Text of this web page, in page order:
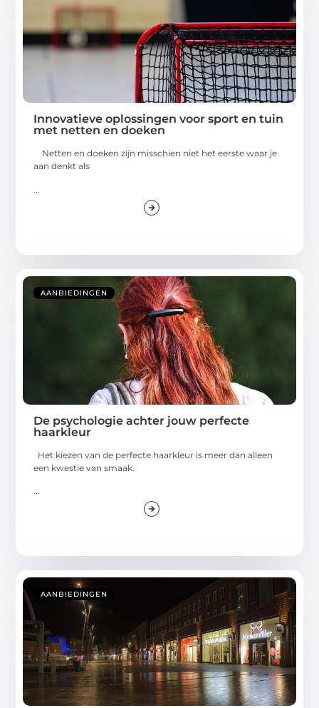
Innovatieve oplossingen voor sport en tuin
met netten en doeken
Netten en doeken zijn misschien niet het eerste waar je
aan denkt als
AANBIEDINGEN
De psychologie achter jouw perfecte
haarkleur
Het kiezen van de perfecte haarkleur is meer dan alleen
een kwestie van smaak.
...
AANBIEDINGEN